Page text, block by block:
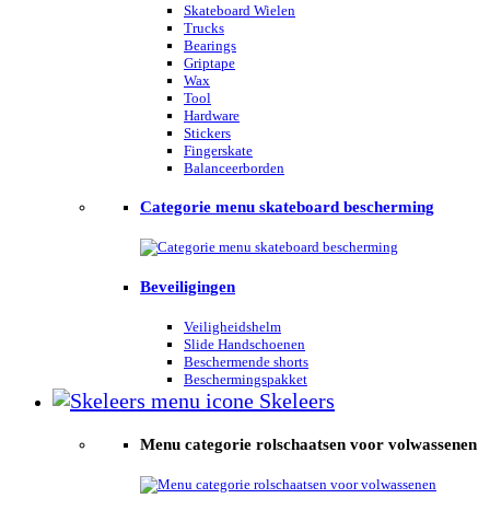
Skateboard Wielen
Trucks
Bearings
Griptape
Wax
Tool
Hardware
Stickers
Fingerskate
Balanceerborden
Categorie menu skateboard bescherming
Beveiligingen
Veiligheidshelm
Slide Handschoenen
Beschermende shorts
Beschermingspakket
Skeleers
Menu categorie rolschaatsen voor volwassenen